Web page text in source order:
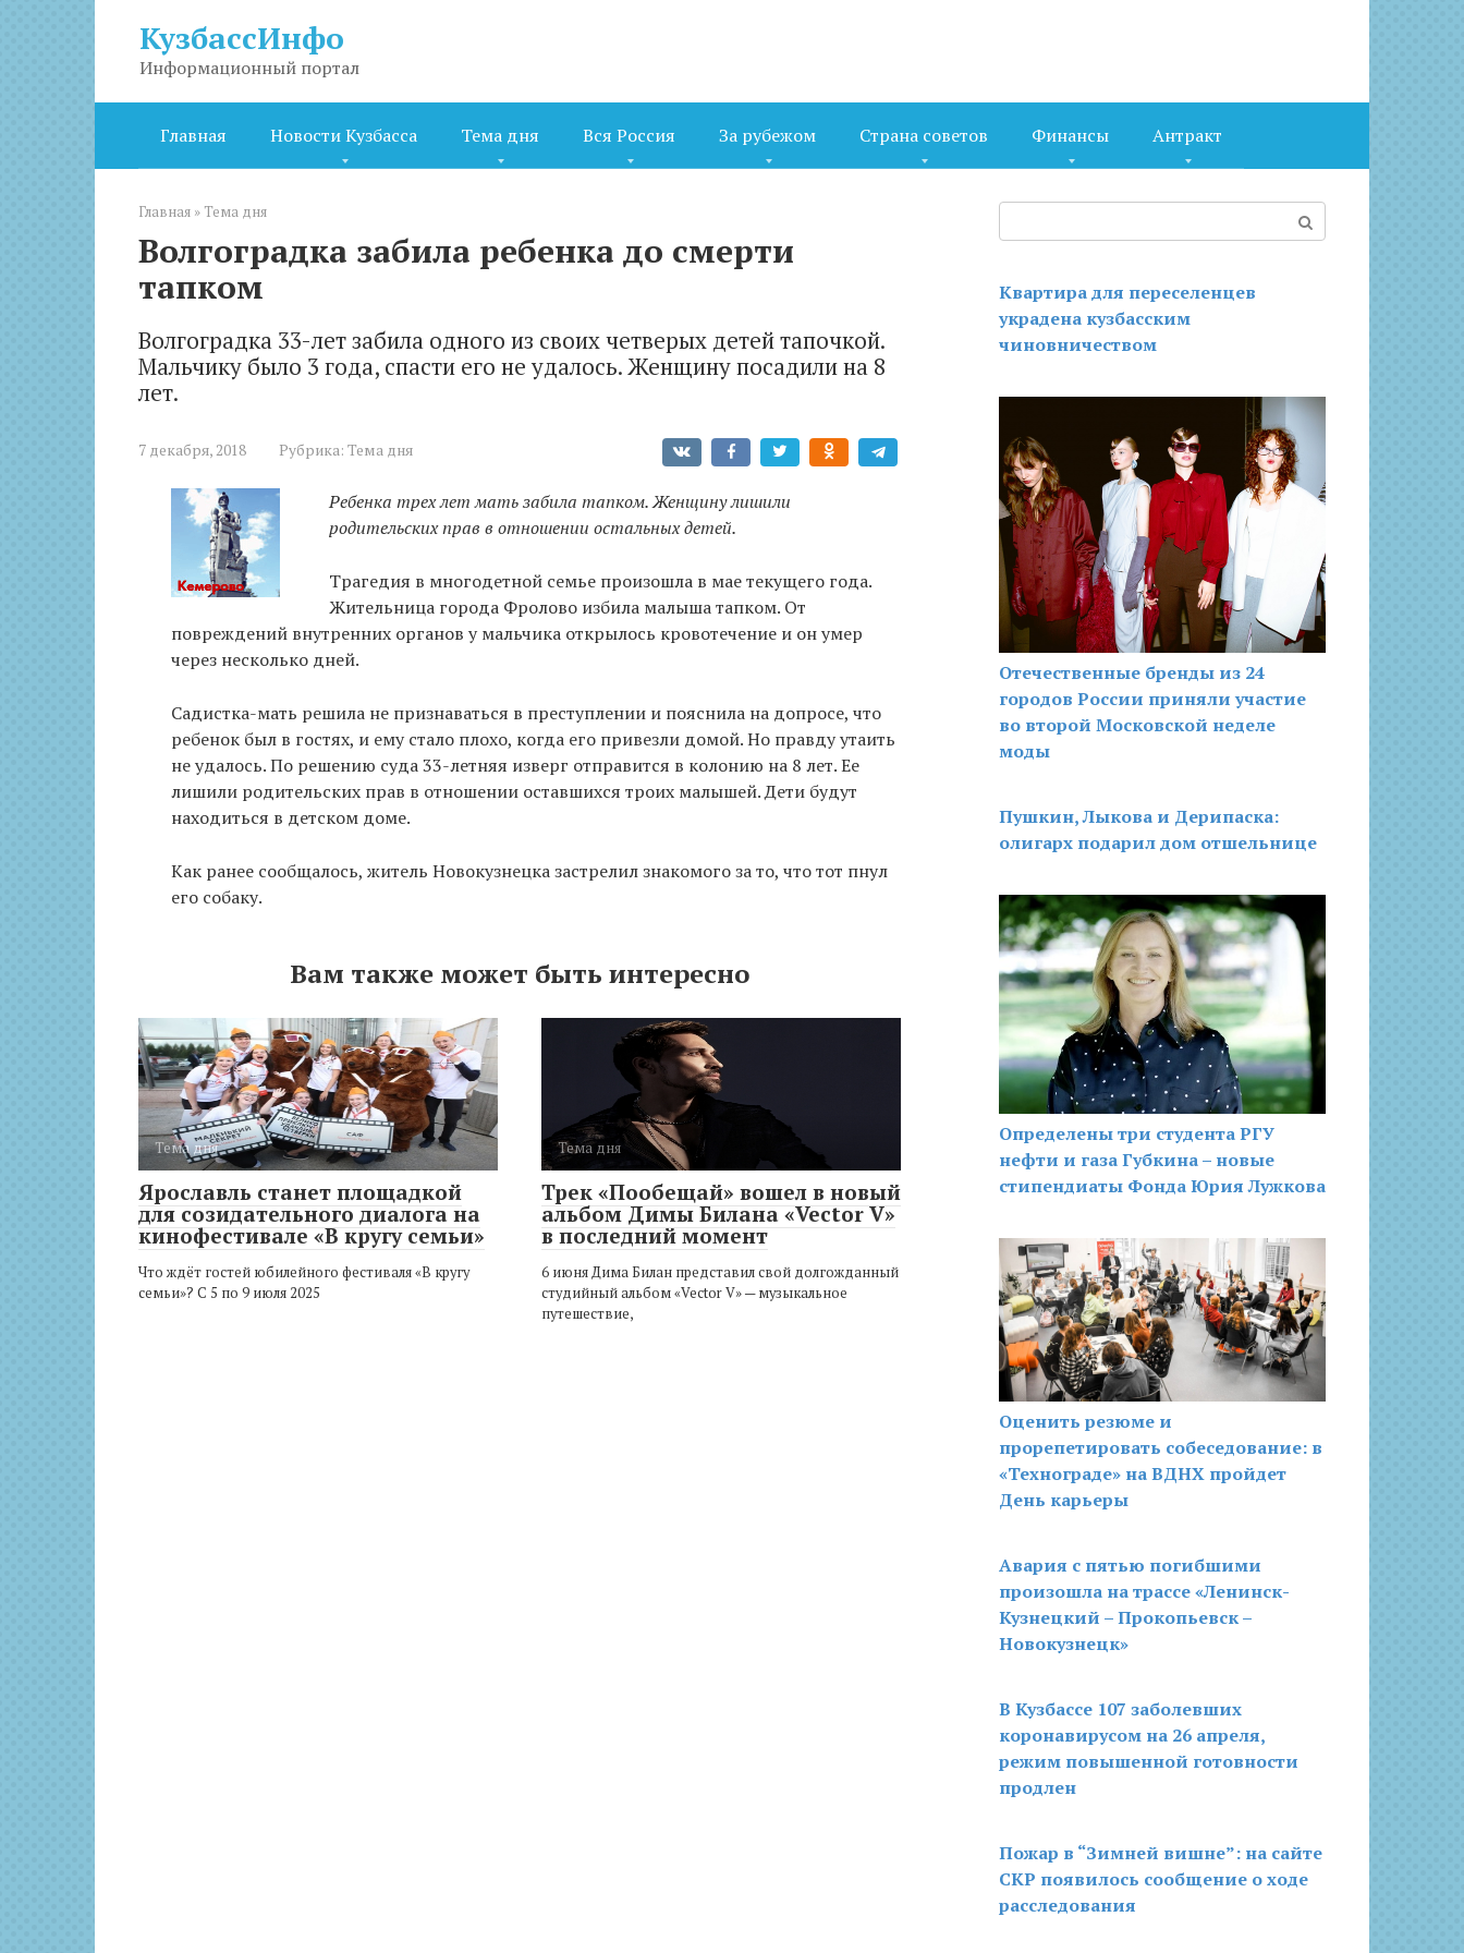
КузбассИнфо
Информационный портал
Главная Новости Кузбасса Тема дня Вся Россия За рубежом Страна советов Финансы Антракт
Главная » Тема дня
Волгоградка забила ребенка до смерти
тапком
Волгоградка 33-лет забила одного из своих четверых детей тапочкой.
Мальчику было 3 года, спасти его не удалось. Женщину посадили на 8
лет.
7 декабря, 2018 Рубрика: Тема дня
Ребенка трех лет мать забила тапком. Женщину лишили
родительских прав в отношении остальных детей.
Трагедия в многодетной семье произошла в мае текущего года.
Жительница города Фролово избила малыша тапком. От
повреждений внутренних органов у мальчика открылось кровотечение и он умер
через несколько дней.
Садистка-мать решила не признаваться в преступлении и пояснила на допросе, что
ребенок был в гостях, и ему стало плохо, когда его привезли домой. Но правду утаить
не удалось. По решению суда 33-летняя изверг отправится в колонию на 8 лет. Ее
лишили родительских прав в отношении оставшихся троих малышей. Дети будут
находиться в детском доме.
Как ранее сообщалось, житель Новокузнецка застрелил знакомого за то, что тот пнул
его собаку.
Вам также может быть интересно
Тема дня
Ярославль станет площадкой
для созидательного диалога на
кинофестивале «В кругу семьи»
Что ждёт гостей юбилейного фестиваля «В кругу
семьи»? С 5 по 9 июля 2025
Тема дня
Трек «Пообещай» вошел в новый
альбом Димы Билана «Vector V»
в последний момент
6 июня Дима Билан представил свой долгожданный
студийный альбом «Vector V» — музыкальное
путешествие,
Квартира для переселенцев
украдена кузбасским
чиновничеством
Отечественные бренды из 24
городов России приняли участие
во второй Московской неделе
моды
Пушкин, Лыкова и Дерипаска:
олигарх подарил дом отшельнице
Определены три студента РГУ
нефти и газа Губкина – новые
стипендиаты Фонда Юрия Лужкова
Оценить резюме и
прорепетировать собеседование: в
«Технограде» на ВДНХ пройдет
День карьеры
Авария с пятью погибшими
произошла на трассе «Ленинск-
Кузнецкий – Прокопьевск –
Новокузнецк»
В Кузбассе 107 заболевших
коронавирусом на 26 апреля,
режим повышенной готовности
продлен
Пожар в “Зимней вишне”: на сайте
СКР появилось сообщение о ходе
расследования